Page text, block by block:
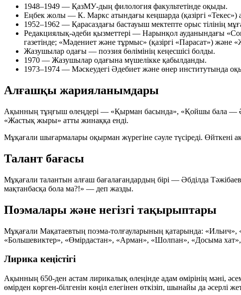
1948–1949 — ҚазМУ-дың филология факультетінде оқыды.
Еңбек жолы — К. Маркс атындағы кеңшарда (қазіргі
1952–1962 — Қарасаздағы бастауыш мектепте орыс тілінің
Редакциялық-әдеби қызметтері — Нарынқол ауданындағы
газетінде; «Мәдениет және тұрмыс» (қазіргі «Парасат»)
Жазушылар одағы — поэзия бөлімінің кеңесшісі болды.
1970 — Жазушылар одағына мүшелікке қабылданды.
1973–1974 — Мәскеудегі Әдебиет және өнер институтында
Алғашқы жарияланымдары
Ақынның тұңғыш өлеңдері — «Қырман басында», «Қойшы бала —
«Жастық жыры» атты жинаққа енді.
Мұқағали шығармалары оқырман жүрегіне сәуле түсіреді. Өйткені
Талант бағасы
Мұқағали талантын алғаш бағалағандардың бірі — Әбділда
мақтанбасқа бола ма?!» — деп жазды.
Поэмалары және негізгі тақырыптары
Мұқағали Мақатаевтың поэма-толғауларының қатарында:
«Большевиктер», «Өмірдастан», «Арман», «Шолпан», «Досыма
Лирика кеңістігі
Ақынның 650-ден астам лирикалық өлеңінде адам өмірінің мәні,
өмірден көрген-білгенін көңіл елегінен өткізіп, шынайы да әсерлі